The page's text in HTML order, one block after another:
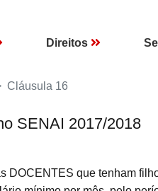
Direitos
Cláusula 16
SENAI 2017/2018
DOCENTES que tenham